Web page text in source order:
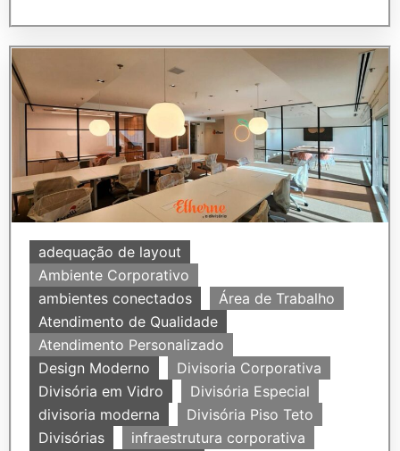
adequação de layout
Ambiente Corporativo
ambientes conectados
Área de Trabalho
Atendimento de Qualidade
Atendimento Personalizado
Design Moderno
Divisoria Corporativa
Divisória em Vidro
Divisória Especial
divisoria moderna
Divisória Piso Teto
Divisórias
infraestrutura corporativa